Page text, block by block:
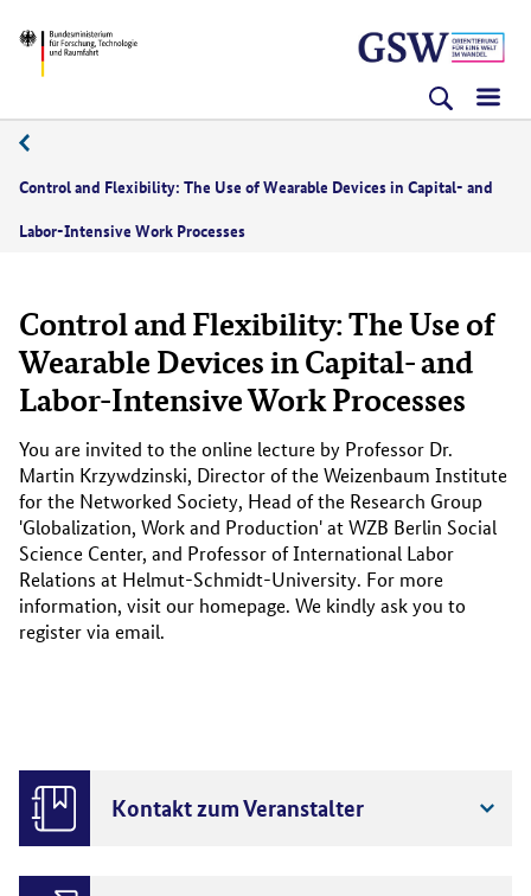
zum
(Eingabetaste)
zum
(Eingabetaste)
zur
(Eingabetaste)
BMFTR
Control and Flexibility: The Use of Wearable Devices in Capital- and
Labor-Intensive Work Processes
Control and Flexibility: The Use of
Wearable Devices in Capital- and
Labor-Intensive Work Processes
You are invited to the online lecture by Professor Dr.
Martin Krzywdzinski, Director of the Weizenbaum Institute
for the Networked Society, Head of the Research Group
'Globalization, Work and Production' at WZB Berlin Social
Science Center, and Professor of International Labor
Relations at Helmut-Schmidt-University. For more
information, visit our homepage. We kindly ask you to
register via email.
Kontakt zum Veranstalter